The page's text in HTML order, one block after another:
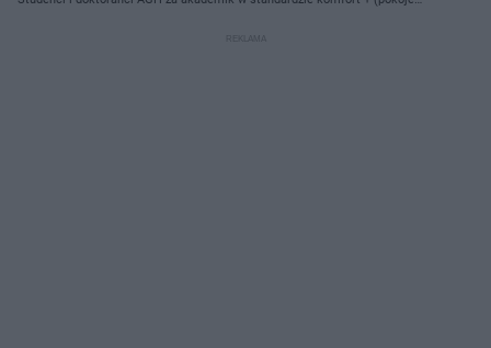
będą musieli zapłacić 535 zł. Koszt wynajmu pokoju o standardzie komfort